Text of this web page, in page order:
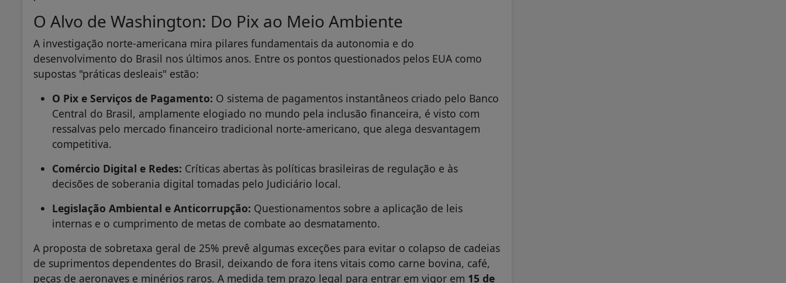
O Alvo de Washington: Do Pix ao Meio Ambiente
A investigação norte-americana mira pilares fundamentais da autonomia e do
desenvolvimento do Brasil nos últimos anos. Entre os pontos questionados pelos EUA como
supostas "práticas desleais" estão:
O Pix e Serviços de Pagamento: O sistema de pagamentos instantâneos criado pelo Banco
Central do Brasil, amplamente elogiado no mundo pela inclusão financeira, é visto com
ressalvas pelo mercado financeiro tradicional norte-americano, que alega desvantagem
competitiva.
Comércio Digital e Redes: Críticas abertas às políticas brasileiras de regulação e às
decisões de soberania digital tomadas pelo Judiciário local.
Legislação Ambiental e Anticorrupção: Questionamentos sobre a aplicação de leis
internas e o cumprimento de metas de combate ao desmatamento.
A proposta de sobretaxa geral de 25% prevê algumas exceções para evitar o colapso de cadeias
de suprimentos dependentes do Brasil, deixando de fora itens vitais como carne bovina, café,
peças de aeronaves e minérios raros. A medida tem prazo legal para entrar em vigor em 15 de